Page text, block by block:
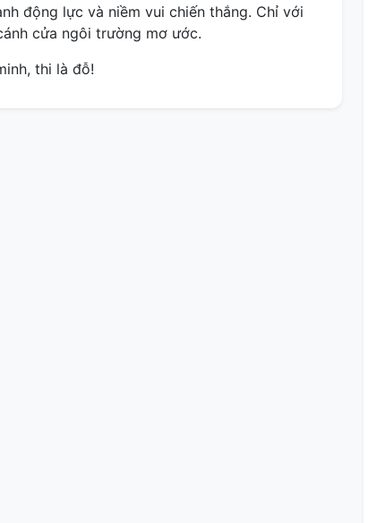
động lực và niềm vui chiến thắng. Chỉ với
cửa ngôi trường mơ ước.
thi là đỗ!